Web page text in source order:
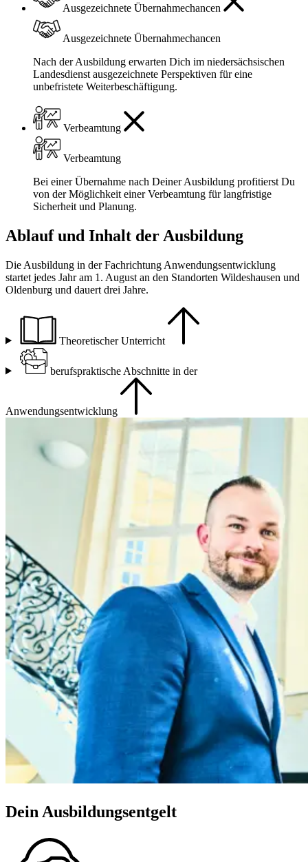
Ausgezeichnete Übernahmechancen
Ausgezeichnete Übernahmechancen
Nach der Ausbildung erwarten Dich im niedersächsischen
Landesdienst ausgezeichnete Perspektiven für eine
unbefristete Weiterbeschäftigung.
Verbeamtung
Verbeamtung
Bei einer Übernahme nach Deiner Ausbildung profitierst Du
von der Möglichkeit einer Verbeamtung für langfristige
Sicherheit und Planung.
Ablauf und Inhalt der Ausbildung
Die Ausbildung in der Fachrichtung Anwendungsentwicklung
startet jedes Jahr am 1. August an den Standorten Wildeshausen und
Oldenburg und dauert drei Jahre.
Theoretischer Unterricht
berufspraktische Abschnitte in der
Anwendungsentwicklung
Dein Ausbildungsentgelt